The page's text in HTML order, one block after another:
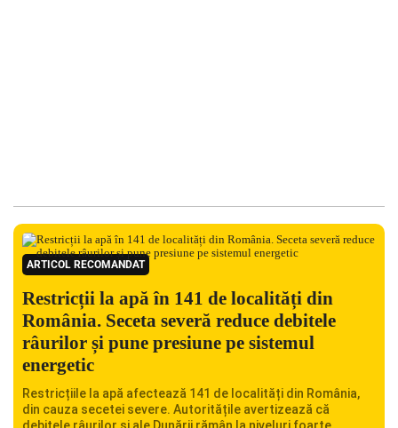
ARTICOL RECOMANDAT
Restricții la apă în 141 de localități din
România. Seceta severă reduce debitele
râurilor și pune presiune pe sistemul
energetic
Restricțiile la apă afectează 141 de localități din România,
din cauza secetei severe. Autoritățile avertizează că
debitele râurilor și ale Dunării rămân la niveluri foarte